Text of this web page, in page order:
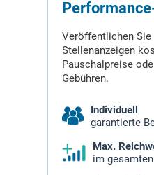
Veröffentlichen Sie
Stellenanzeigen
Pauschalpreise
Gebühren.
Individuell
garantierte
Max.
im